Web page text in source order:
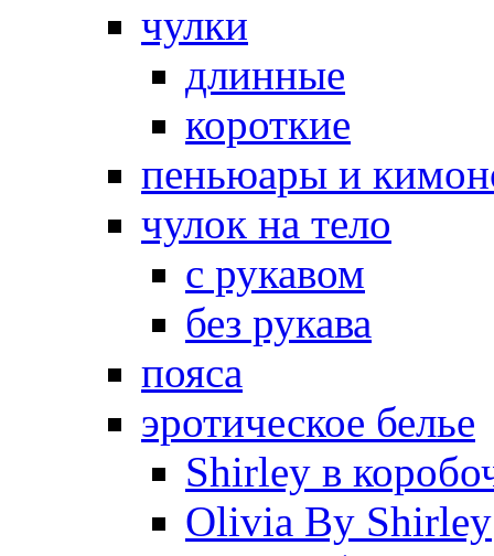
чулки
длинные
короткие
пеньюары и
чулок на тело
с рукавом
без рукава
пояса
эротическое белье
Shirley в
Olivia By Shirley